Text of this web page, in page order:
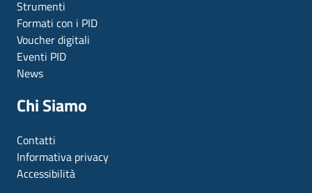
Strumenti
Formati con i PID
Voucher digitali
Eventi PID
News
Chi Siamo
Contatti
Informativa privacy
Accessibilità